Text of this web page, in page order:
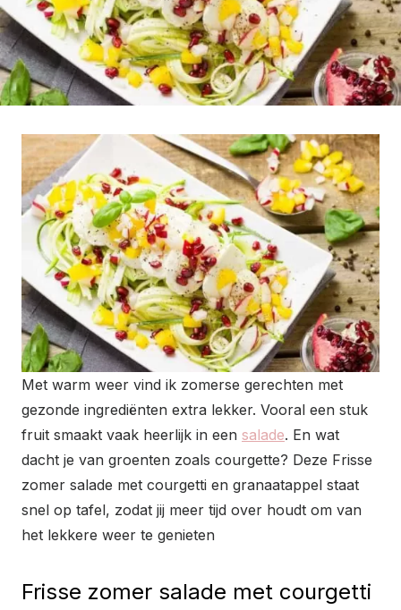
Met warm weer vind ik zomerse gerechten met
gezonde ingrediënten extra lekker. Vooral een stuk
fruit smaakt vaak heerlijk in een salade. En wat
dacht je van groenten zoals courgette? Deze Frisse
zomer salade met courgetti en granaatappel staat
snel op tafel, zodat jij meer tijd over houdt om van
het lekkere weer te genieten
Frisse zomer salade met courgetti